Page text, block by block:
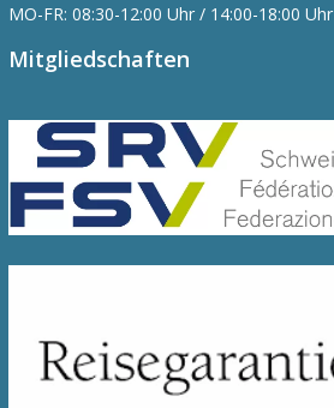
MO-FR: 08:30-12:00 Uhr / 14:00-18:00 Uhr
Mitgliedschaften